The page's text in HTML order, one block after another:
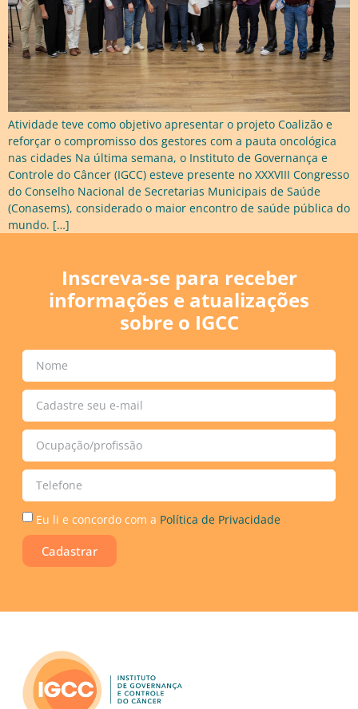
Atividade teve como objetivo apresentar o projeto Coalizão e
reforçar o compromisso dos gestores com a pauta oncológica
nas cidades Na última semana, o Instituto de Governança e
Controle do Câncer (IGCC) esteve presente no XXXVIII Congresso
do Conselho Nacional de Secretarias Municipais de Saúde
(Conasems), considerado o maior encontro de saúde pública do
mundo. […]
Inscreva-se para receber
informações e atualizações
sobre o IGCC
Eu li e concordo com a Política de Privacidade
Cadastrar